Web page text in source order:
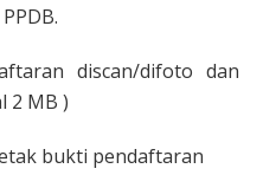
discan/difoto dan
2 MB )
bukti pendaftaran